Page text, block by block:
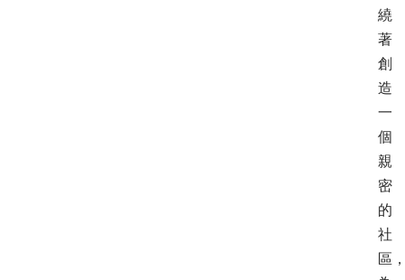
繞
著
創
造
一
個
親
密
的
社
區